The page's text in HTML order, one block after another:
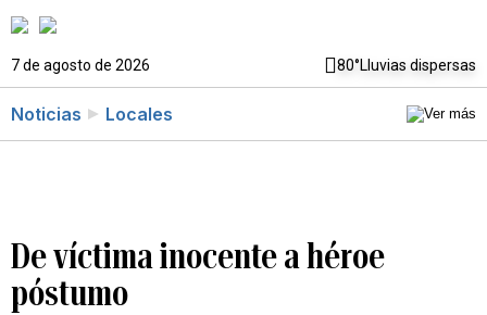
7 de agosto de 2026 80°Lluvias dispersas
Noticias Locales
De víctima inocente a héroe
póstumo